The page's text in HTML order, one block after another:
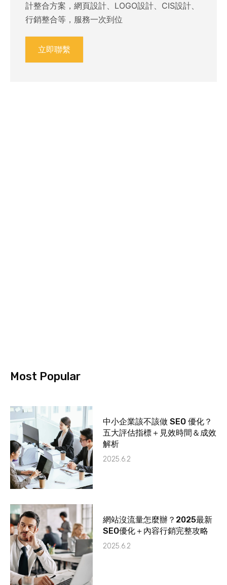
計整合方案，網頁設計、LOGO設計、CIS設計、
行銷整合等，服務一次到位
立即聯繫
Most Popular
中小企業該不該做 SEO 優化？
五大評估指標＋見效時間＆成效
解析
2025.6.2
網站沒流量怎麼辦？2025最新
SEO優化＋內容行銷完整攻略
2025.6.2